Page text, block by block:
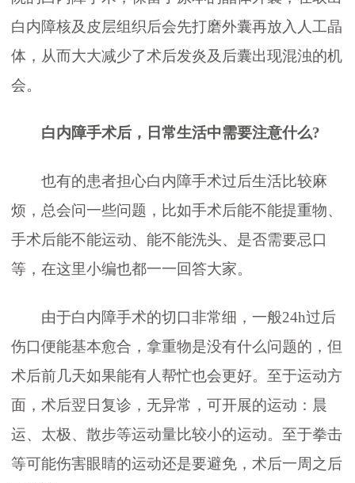
白内障核及皮层组织后会先打磨外囊再放入人工晶
体，从而大大减少了术后发炎及后囊出现混浊的机
会。
白内障手术后，日常生活中需要注意什么?
也有的患者担心白内障手术过后生活比较麻
烦，总会问一些问题，比如手术后能不能提重物、
手术后能不能运动、能不能洗头、是否需要忌口
等，在这里小编也都一一回答大家。
由于白内障手术的切口非常细，一般24h过后
伤口便能基本愈合，拿重物是没有什么问题的，但
术后前几天如果能有人帮忙也会更好。至于运动方
面，术后翌日复诊，无异常，可开展的运动：晨
运、太极、散步等运动量比较小的运动。至于拳击
等可能伤害眼睛的运动还是要避免，术后一周之后